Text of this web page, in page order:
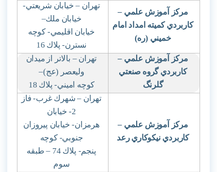
مركز آموزش علمي –
كاربردي كميته امداد امام
خميني (ره)
تهران – خيابان شريعتي-
خيابان ملك–
خيابان اقليمي- كوچه
نسترن- پلاك 16
مركز آموزش علمي –
كاربردي گروه صنعتي
گلرنگ
تهران – بالاتر از ميدان
وليعصر (عج)–
كوچه اميني- پلاك 18
مركز آموزش علمي –
كاربردي نيكوكاري رعد
تهران – شهرك غرب- فاز
2- خيابان
هرمزان- خيابان پيروزان
جنوبي- كوچه
پنجم- پلاك 74 – طبقه
سوم